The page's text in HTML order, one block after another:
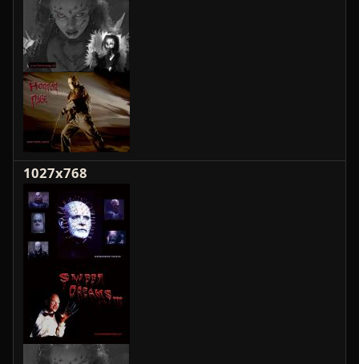
1027x768